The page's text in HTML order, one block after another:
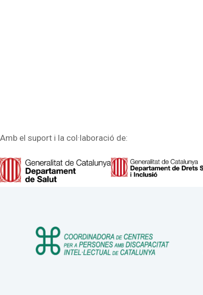
Amb el suport i la col·laboració de: